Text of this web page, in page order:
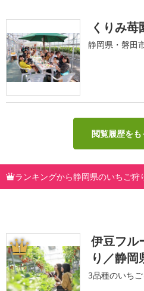
くりみ苺
静岡県・磐田
閲覧履歴をも
ランキングから静岡県のいちご狩
1
伊豆フル
り／静岡
3品種のいち